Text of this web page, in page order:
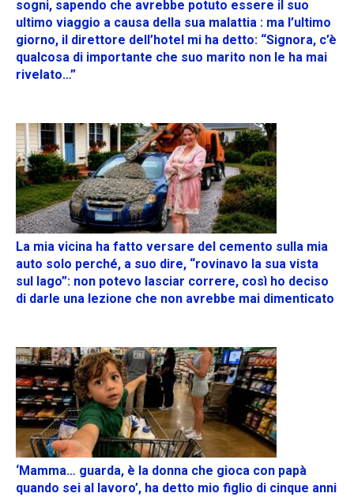
sogni, sapendo che avrebbe potuto essere il suo
ultimo viaggio a causa della sua malattia : ma l’ultimo
giorno, il direttore dell’hotel mi ha detto: “Signora, c’è
qualcosa di importante che suo marito non le ha mai
rivelato…”
La mia vicina ha fatto versare del cemento sulla mia
auto solo perché, a suo dire, “rovinavo la sua vista
sul lago”: non potevo lasciar correre, così ho deciso
di darle una lezione che non avrebbe mai dimenticato
‘Mamma… guarda, è la donna che gioca con papà
quando sei al lavoro’, ha detto mio figlio di cinque anni